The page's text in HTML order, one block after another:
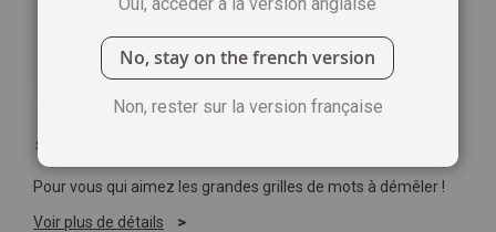
Soyez le premier à commenter ce produit
Pour vous qui aimez les grandes grilles de mots à démêler !
Voir plus de détails
No, stay on the french version
Non, rester sur la version française